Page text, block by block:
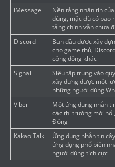
iMessage
Nền tảng nhắn tin
dùng, mặc dù có bao
tảng chính vẫn chưa
Discord
Ban đầu được xây
cho game thủ,
cộng đồng khác
Signal
Siêu tập trung vào
xây dựng được một
những người dùng
Viber
Một ứng dụng nhắn
các thị trường mới
Đông
Kakao Talk
Ứng dụng nhắn tin
ứng dụng phổ biến
người dùng tích cực